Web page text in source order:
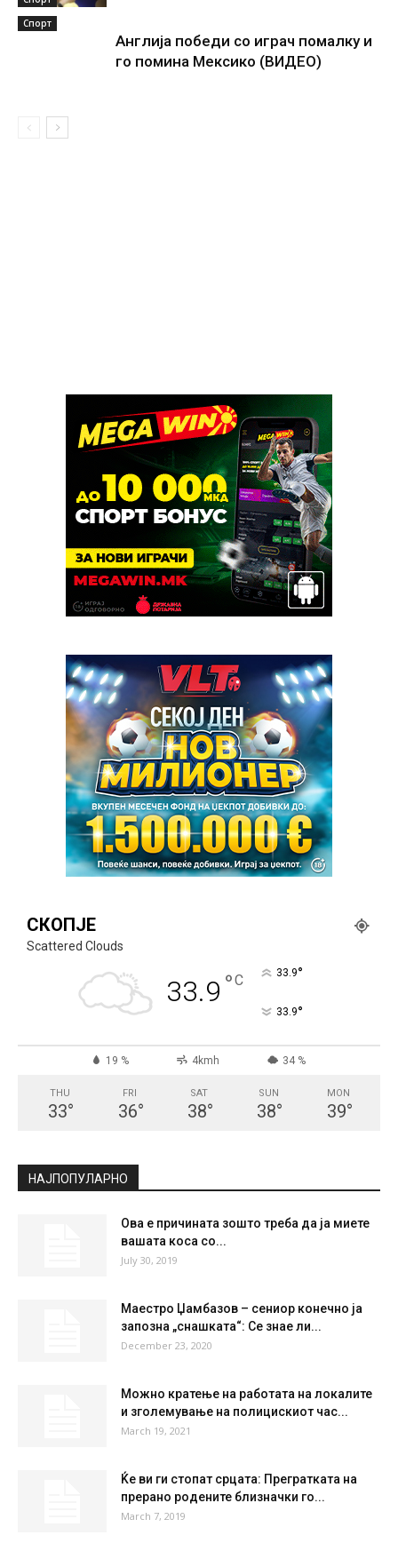
Спорт
Англија победи со играч помалку и
го помина Мексико (ВИДЕО)
СКОПЈЕ
Scattered Clouds
33.9 °C 33.9°
33.9°
19 % 4kmh 34 %
THU
33°
FRI
36°
SAT
38°
SUN
38°
MON
39°
НАЈПОПУЛАРНО
Ова е причината зошто треба да ја миете
вашата коса со...
July 30, 2019
Маестро Џамбазов – сениор конечно ја
запозна „снашката“: Се знае ли...
December 23, 2020
Можно кратење на работата на локалите
и зголемување на полицискиот час...
March 19, 2021
Ќе ви ги стопат срцата: Прегратката на
прерано родените близначки го...
March 7, 2019